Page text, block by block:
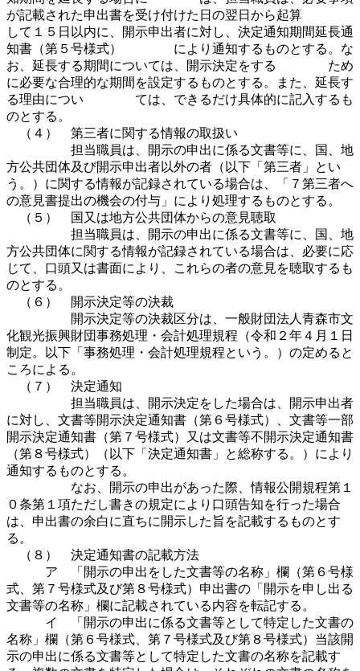
が記載された申出書を受け付けた日の翌日から起算
して１５日以内に、開示申出者に対し、決定通知期間延長通
知書（第５号様式） により通知するものとする。な
お、延長する期間については、開示決定をする ため
に必要な合理的な期間を設定するものとする。また、延長す
る理由につい ては、できるだけ具体的に記入するも
のとする。
（４） 第三者に関する情報の取扱い
担当職員は、開示の申出に係る文書等に、国、地
方公共団体及び開示申出者以外の者（以下「第三者」とい
う。）に関する情報が記録されている場合は、「７第三者へ
の意見書提出の機会の付与」により処理するものとする。
（５） 国又は地方公共団体からの意見聴取
担当職員は、開示の申出に係る文書等に、国、地
方公共団体に関する情報が記録されている場合は、必要に応
じて、口頭又は書面により、これらの者の意見を聴取するも
のとする。
（６） 開示決定等の決裁
開示決定等の決裁区分は、一般財団法人青森市文
化観光振興財団事務処理・会計処理規程（令和２年４月１日
制定。以下「事務処理・会計処理規程という。）の定めると
ころによる。
（７） 決定通知
担当職員は、開示決定をした場合は、開示申出者
に対し、文書等開示決定通知書（第６号様式）、文書等一部
開示決定通知書（第７号様式）又は文書等不開示決定通知書
（第８号様式）（以下「決定通知書」と総称する。）により
通知するものとする。
なお、開示の申出があった際、情報公開規程第１
０条第１項ただし書きの規定により口頭告知を行った場合
は、申出書の余白に直ちに開示した旨を記載するものとす
る。
（８） 決定通知書の記載方法
ア 「開示の申出をした文書等の名称」欄（第６号様
式、第７号様式及び第８号様式）申出書の「開示を申し出る
文書等の名称」欄に記載されている内容を転記する。
イ 「開示の申出に係る文書等として特定した文書の
名称」欄（第６号様式、第７号様式及び第８号様式）当該開
示の申出に係る文書等として特定した文書の名称を記載す